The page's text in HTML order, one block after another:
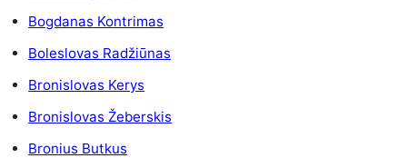
Bogdanas Kontrimas
Boleslovas Radžiūnas
Bronislovas Kerys
Bronislovas Žeberskis
Bronius Butkus